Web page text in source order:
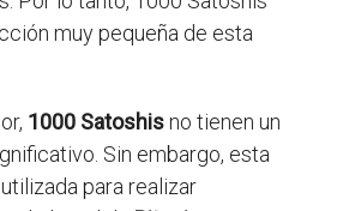
muy pequeña de esta
1000 Satoshisno tienen un
Sin embargo, esta
para realizar